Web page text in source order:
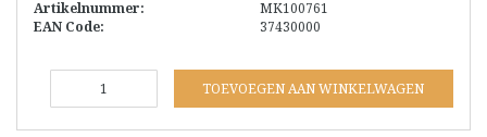
Artikelnummer:
MK100761
EAN Code:
37430000
TOEVOEGEN AAN WINKELWAGEN